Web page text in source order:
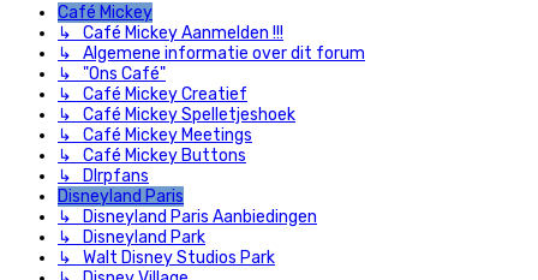
Café Mickey
↳ Café Mickey Aanmelden !!!
↳ Algemene informatie over dit forum
↳ "Ons Café"
↳ Café Mickey Creatief
↳ Café Mickey Spelletjeshoek
↳ Café Mickey Meetings
↳ Café Mickey Buttons
↳ Dlrpfans
Disneyland Paris
↳ Disneyland Paris Aanbiedingen
↳ Disneyland Park
↳ Walt Disney Studios Park